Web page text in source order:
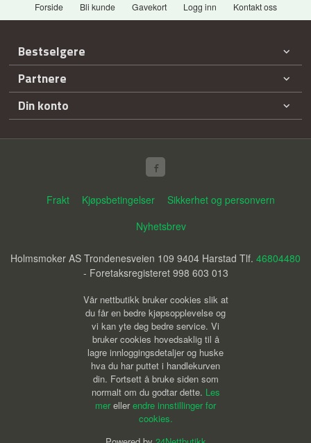
Forside Bli kunde Gavekort Logg inn Kontakt oss
Bestselgere
Partnere
Din konto
Frakt Kjøpsbetingelser
Sikkerhet og personvern
Nyhetsbrev
Holmsmoker AS Trondenesveien 109 9404 Harstad Tlf. 46804480
- Foretaksregisteret 998 603 013
Vår nettbutikk bruker cookies slik at
du får en bedre kjøpsopplevelse og
vi kan yte deg bedre service. Vi
bruker cookies hovedsaklig til å
lagre innloggingsdetaljer og huske
hva du har puttet i handlekurven
din. Fortsett å bruke siden som
normalt om du godtar dette. Les
mer ellerendre innstillinger for
cookies.